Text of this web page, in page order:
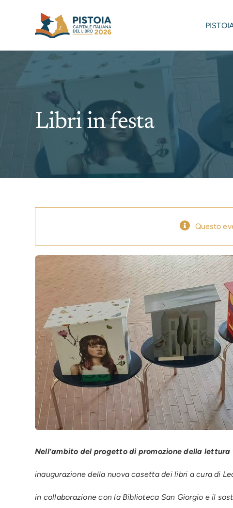
Libri in festa
Questo
Nell’ambito del progetto di promozione della lettura
inaugurazione della nuova casetta dei libri a cura di
in collaborazione con la Biblioteca San Giorgio e il